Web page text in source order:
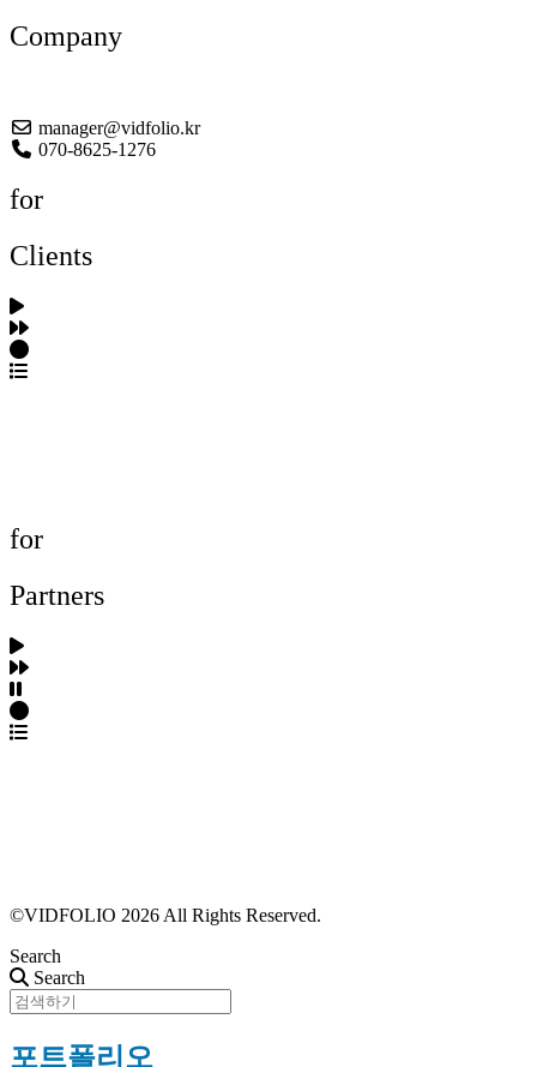
Company
manager@vidfolio.kr
070-8625-1276
for
Clients
for
Partners
©VIDFOLIO 2026 All Rights Reserved.
Search
Search
포트폴리오